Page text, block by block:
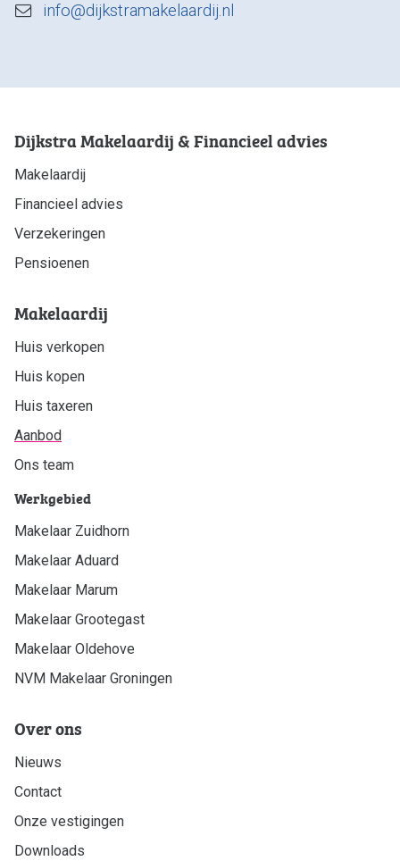
info@dijkstramakelaardij.nl
Dijkstra Makelaardij & Financieel advies
Makelaardij
Financieel advies
Verzekeringen
Pensioenen
Makelaardij
Huis verkopen
Huis kopen
Huis taxeren
Aanbod
Ons team
Werkgebied
Makelaar Zuidhorn
Makelaar Aduard
Makelaar Marum
Makelaar Grootegast
Makelaar Oldehove
NVM Makelaar Groningen
Over ons
Nieuws
Contact
Onze vestigingen
Downloads